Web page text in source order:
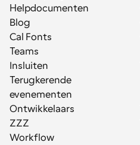
Helpdocumenten
Blog
Cal Fonts
Teams
Insluiten
Terugkerende
evenementen
Ontwikkelaars
ZZZ
Workflow